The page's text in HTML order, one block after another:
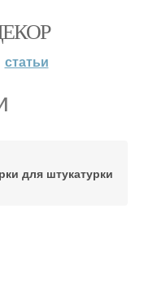
статьи
для штукатурки